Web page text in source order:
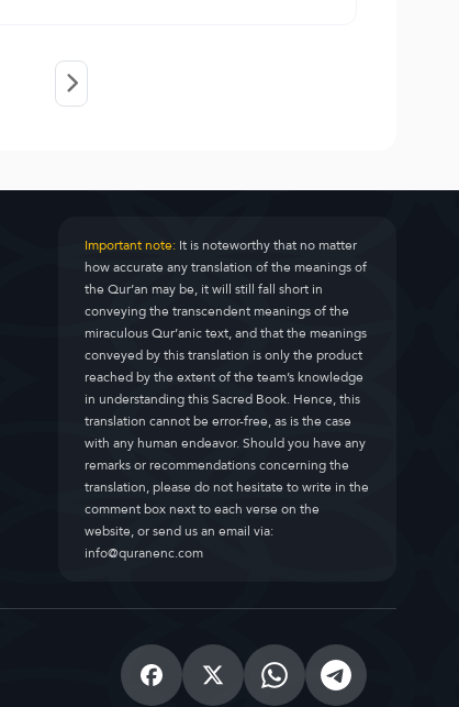
Important note:It is noteworthy that no matter
how accurate any translation of the meanings of
the Qur’an may be, it will still fall short in
conveying the transcendent meanings of the
miraculous Qur’anic text, and that the meanings
conveyed by this translation is only the product
reached by the extent of the team’s knowledge
in understanding this Sacred Book. Hence, this
translation cannot be error-free, as is the case
with any human endeavor. Should you have any
remarks or recommendations concerning the
translation, please do not hesitate to write in the
comment box next to each verse on the
website, or send us an email via:
info@quranenc.com